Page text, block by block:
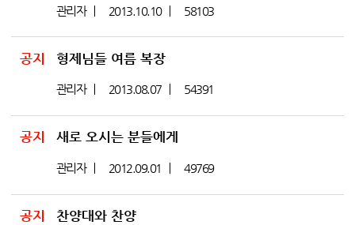
관리자 2013.10.10 58103
공지 형제님들 여름 복장
관리자 2013.08.07 54391
공지 새로 오시는 분들에게
관리자 2012.09.01 49769
공지 찬양대와 찬양